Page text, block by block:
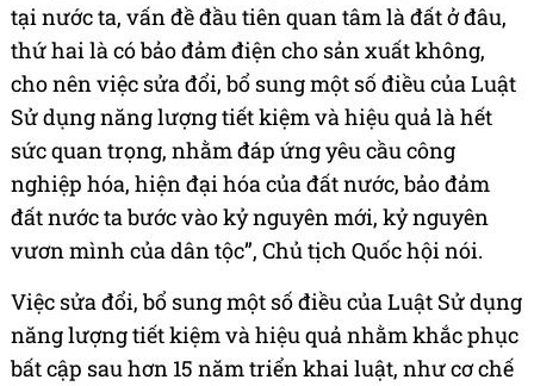
tại nước ta, vấn đề đầu tiên quan tâm là đất ở đâu,
thứ hai là có bảo đảm điện cho sản xuất không,
cho nên việc sửa đổi, bổ sung một số điều của Luật
Sử dụng năng lượng tiết kiệm và hiệu quả là hết
sức quan trọng, nhằm đáp ứng yêu cầu công
nghiệp hóa, hiện đại hóa của đất nước, bảo đảm
đất nước ta bước vào kỷ nguyên mới, kỷ nguyên
vươn mình của dân tộc”, Chủ tịch Quốc hội nói.
Việc sửa đổi, bổ sung một số điều của Luật Sử dụng
năng lượng tiết kiệm và hiệu quả nhằm khắc phục
bất cập sau hơn 15 năm triển khai luật, như cơ chế